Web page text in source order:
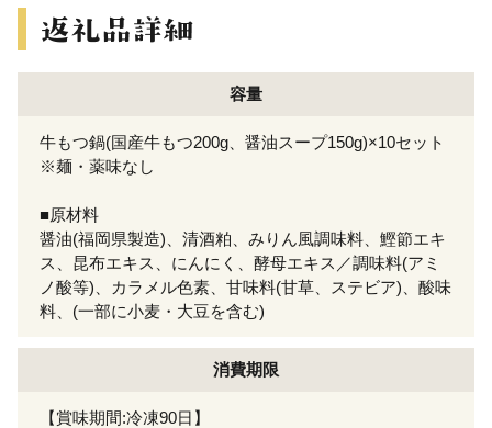
容量
牛もつ鍋(国産牛もつ200g、醤油スープ150g)×10セット
※麺・薬味なし
■原材料
醤油(福岡県製造)、清酒粕、みりん風調味料、鰹節エキ
ス、昆布エキス、にんにく、酵母エキス／調味料(アミ
ノ酸等)、カラメル色素、甘味料(甘草、ステビア)、酸味
料、(一部に小麦・大豆を含む)
消費期限
【賞味期間:冷凍90日】